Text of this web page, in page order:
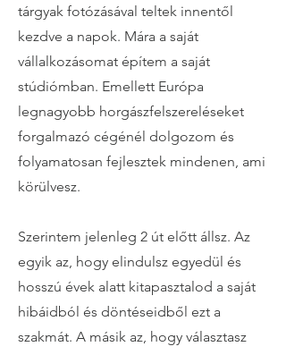
tárgyak fotózásával teltek innentől
kezdve a napok. Mára a saját
vállalkozásomat építem a saját
stúdiómban. Emellett Európa
legnagyobb horgászfelszereléseket
forgalmazó cégénél dolgozom és
folyamatosan fejlesztek mindenen, ami
körülvesz.
Szerintem jelenleg 2 út előtt állsz. Az
egyik az, hogy elindulsz egyedül és
hosszú évek alatt kitapasztalod a saját
hibáidból és döntéseidből ezt a
szakmát. A másik az, hogy választasz